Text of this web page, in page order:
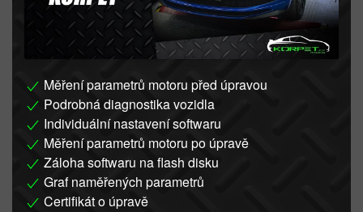
Měření parametrů motoru před úpravou
Podrobná diagnostika vozidla
Individuální nastavení softwaru
Měření parametrů motoru po úpravě
Záloha softwaru na flash disku
Graf naměřených parametrů
Certifikát o úpravě